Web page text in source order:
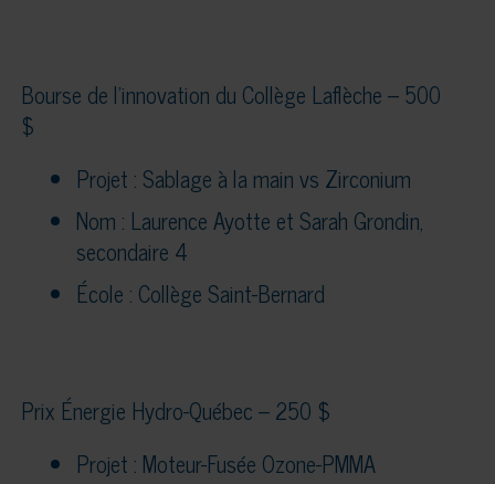
Bourse de l’innovation du Collège Laflèche – 500
$
Projet : Sablage à la main vs Zirconium
Nom : Laurence Ayotte et Sarah Grondin,
secondaire 4
École : Collège Saint-Bernard
Prix Énergie Hydro-Québec – 250 $
Projet : Moteur-Fusée Ozone-PMMA